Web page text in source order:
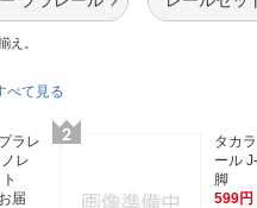
え。
べて見る
ラレ
レ
届
タカ
ール
脚
599円